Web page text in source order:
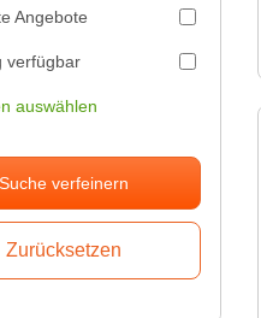
Angebote
verfügbar
auswählen
Suche verfeinern